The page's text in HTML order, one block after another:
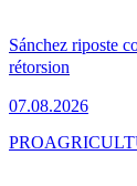
Sánchez riposte
rétorsion
07.08.2026
PRO